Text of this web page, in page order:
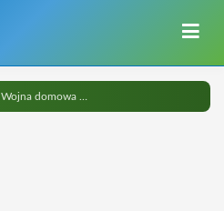
Wojna domowa do druku